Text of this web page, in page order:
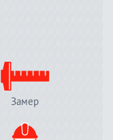
Замер